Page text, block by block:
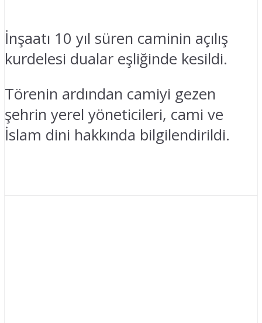
İnşaatı 10 yıl süren caminin açılış
kurdelesi dualar eşliğinde kesildi.
Törenin ardından camiyi gezen
şehrin yerel yöneticileri, cami ve
İslam dini hakkında bilgilendirildi.